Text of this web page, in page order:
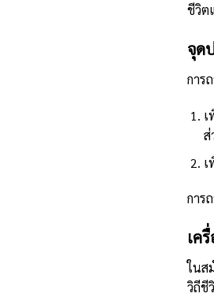
ชีวิต
จุด
การ
ส่
การ
เค
ในส
วิถีชี